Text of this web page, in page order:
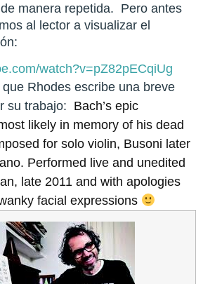
manera repetida. Pero antes
al lector a visualizar el
watch?v=pZ82pECqiUg
Rhodes escribe una breve
su trabajo: Bach’s epic
likely in memory of his dead
for solo violin, Busoni later
Performed live and unedited
late 2011 and with apologies
facial expressions